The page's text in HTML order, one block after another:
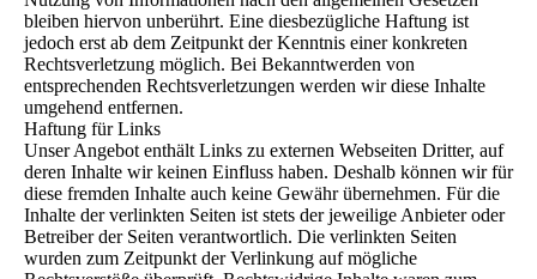
bleiben hiervon unberührt. Eine diesbezügliche Haftung ist
jedoch erst ab dem Zeitpunkt der Kenntnis einer konkreten
Rechtsverletzung möglich. Bei Bekanntwerden von
entsprechenden Rechtsverletzungen werden wir diese Inhalte
umgehend entfernen.
Haftung für Links
Unser Angebot enthält Links zu externen Webseiten Dritter, auf
deren Inhalte wir keinen Einfluss haben. Deshalb können wir für
diese fremden Inhalte auch keine Gewähr übernehmen. Für die
Inhalte der verlinkten Seiten ist stets der jeweilige Anbieter oder
Betreiber der Seiten verantwortlich. Die verlinkten Seiten
wurden zum Zeitpunkt der Verlinkung auf mögliche